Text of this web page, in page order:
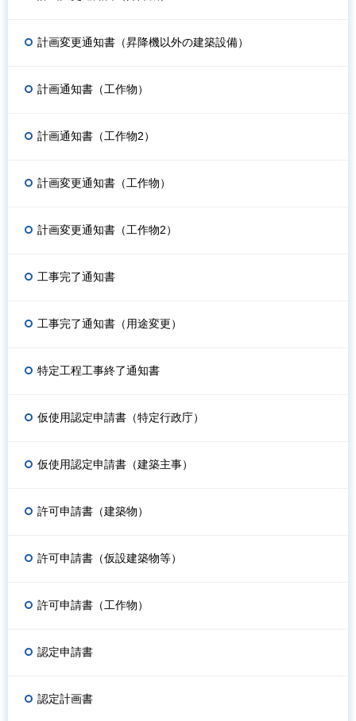
計画変更通知書（昇降機以外の建築設備）
計画通知書（工作物）
計画通知書（工作物2）
計画変更通知書（工作物）
計画変更通知書（工作物2）
工事完了通知書
工事完了通知書（用途変更）
特定工程工事終了通知書
仮使用認定申請書（特定行政庁）
仮使用認定申請書（建築主事）
許可申請書（建築物）
許可申請書（仮設建築物等）
許可申請書（工作物）
認定申請書
認定計画書